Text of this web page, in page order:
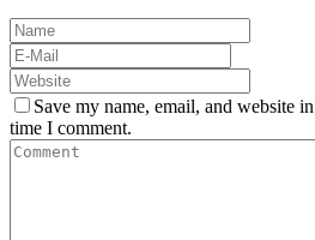
Save my name, email, and website
time I comment.